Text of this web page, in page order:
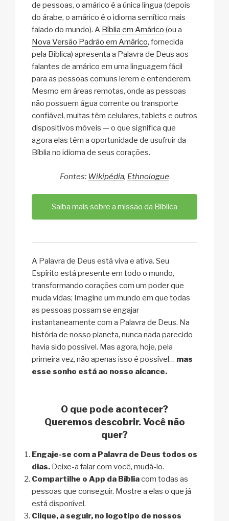
de pessoas, o amárico é a única língua (depois
do árabe, o amárico é o idioma semítico mais
falado do mundo). A Bíblia em Amárico (ou a
Nova Versão Padrão em Amárico, fornecida
pela Biblica) apresenta a Palavra de Deus aos
falantes de amárico em uma linguagem fácil
para as pessoas comuns lerem e entenderem.
Mesmo em áreas remotas, onde as pessoas
não possuem água corrente ou transporte
confiável, muitas têm celulares, tablets e outros
dispositivos móveis — o que significa que
agora elas têm a oportunidade de usufruir da
Bíblia no idioma de seus corações.
Fontes: Wikipédia, Ethnologue
Saiba mais sobre a missão da Biblica
A Palavra de Deus está viva e ativa. Seu
Espírito está presente em todo o mundo,
transformando corações com um poder que
muda vidas; Imagine um mundo em que todas
as pessoas possam se engajar
instantaneamente com a Palavra de Deus. Na
história de nosso planeta, nunca nada parecido
havia sido possível. Mas agora, hoje, pela
primeira vez, não apenas isso é possível… mas
esse sonho está ao nosso alcance.
O que pode acontecer?
Queremos descobrir. Você não
quer?
Engaje-se com a Palavra de Deus todos os
dias. Deixe-a falar com você, mudá-lo.
Compartilhe o App da Bíbliacom todas as
pessoas que conseguir. Mostre a elas o que já
está disponível.
Clique, a seguir, no logotipo de nossos